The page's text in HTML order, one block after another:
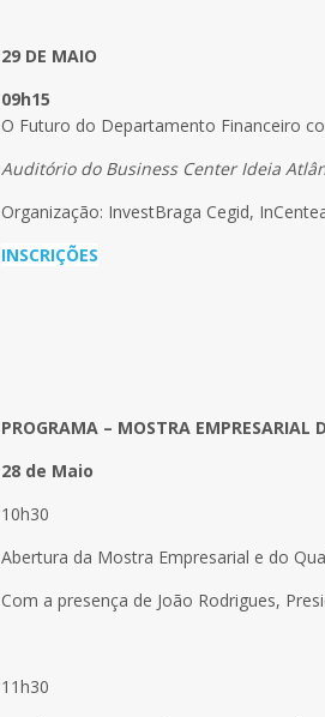
29 DE MAIO
09h15
O Futuro do Departamento Financeiro
Auditório do Business Center Ideia
Organização: InvestBraga Cegid,
INSCRIÇÕES
PROGRAMA – MOSTRA EMPRESARIAL
28 de Maio
10h30
Abertura da Mostra Empresarial e do
Com a presença de João Rodrigues,
11h30